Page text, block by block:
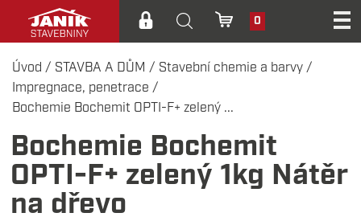
0
Úvod / STAVBA A DŮM / Stavební chemie a barvy /
Impregnace, penetrace /
Bochemie Bochemit OPTI-F+ zelený ...
Bochemie Bochemit
OPTI-F+ zelený 1kg Nátěr
na dřevo